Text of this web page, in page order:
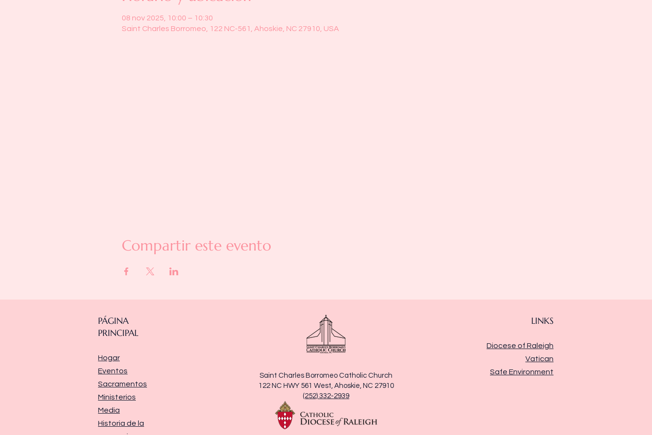
08 nov 2025, 10:00 – 10:30
Saint Charles Borromeo, 122 NC-561, Ahoskie, NC 27910, USA
Compartir este evento
PÁGINA
PRINCIPAL
Hogar
Eventos
Sacramentos
Ministerios
Media
Historia de la
Saint Charles Borromeo Catholic Church
122 NC HWY 561 West, Ahoskie, NC 27910
(252) 332-2939
LINKS
Diocese of Raleigh
Vatican
Safe Environment